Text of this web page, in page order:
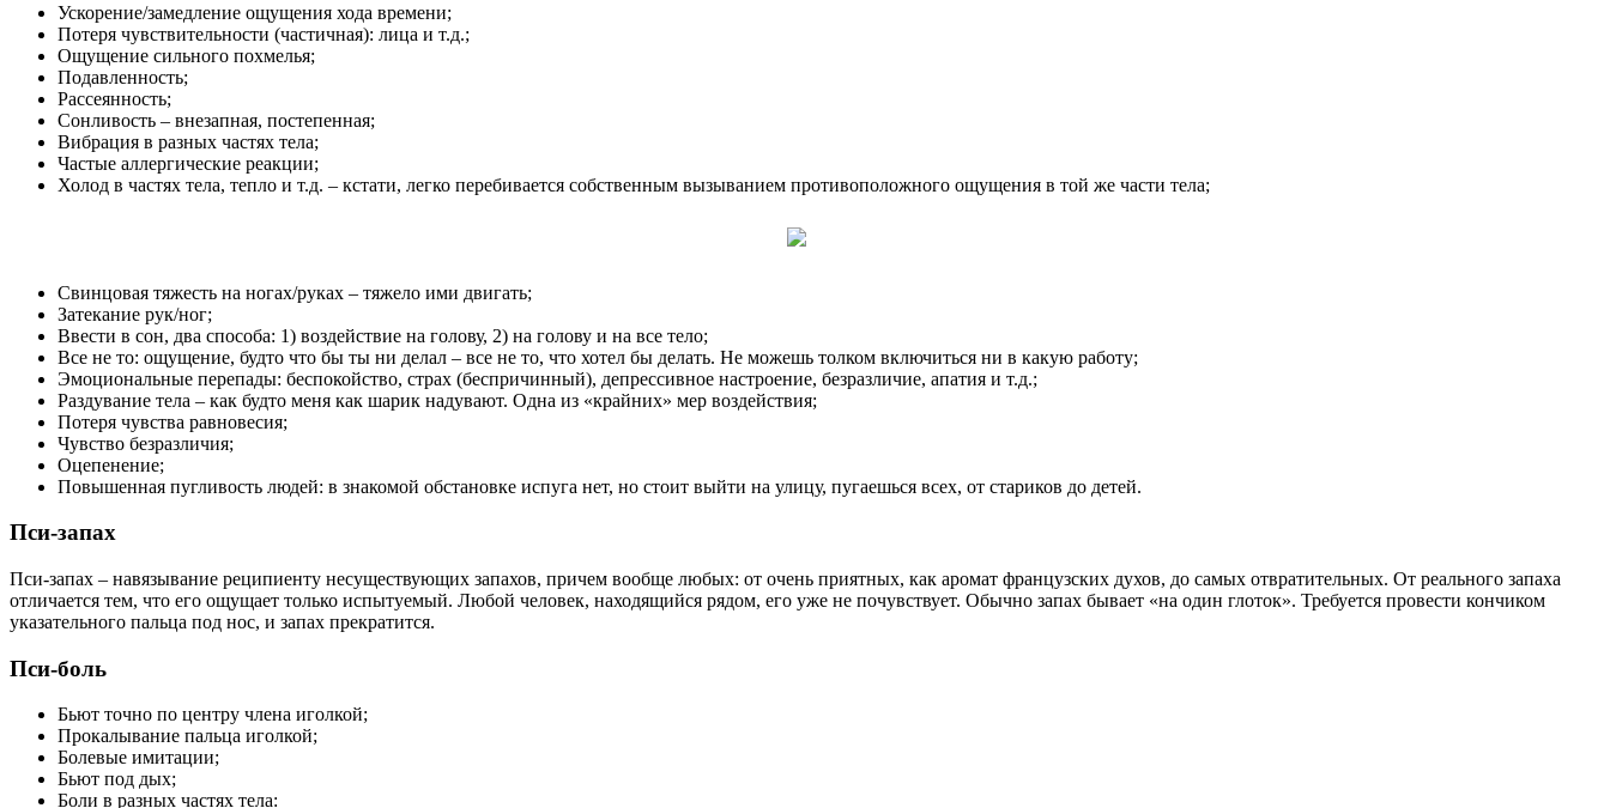
Ускорение/замедление ощущения хода времени;
Потеря чувствительности (частичная): лица и т.д.;
Ощущение сильного похмелья;
Подавленность;
Рассеянность;
Сонливость – внезапная, постепенная;
Вибрация в разных частях тела;
Частые аллергические реакции;
Холод в частях тела, тепло и т.д. – кстати, легко перебивается собственным вызыванием противоположного ощущения в той же части тела;
Свинцовая тяжесть на ногах/руках – тяжело ими двигать;
Затекание рук/ног;
Ввести в сон, два способа: 1) воздействие на голову, 2) на голову и на все тело;
Все не то: ощущение, будто что бы ты ни делал – все не то, что хотел бы делать. Не можешь толком включиться ни в какую работу;
Эмоциональные перепады: беспокойство, страх (беспричинный), депрессивное настроение, безразличие, апатия и т.д.;
Раздувание тела – как будто меня как шарик надувают. Одна из «крайних» мер воздействия;
Потеря чувства равновесия;
Чувство безразличия;
Оцепенение;
Повышенная пугливость людей: в знакомой обстановке испуга нет, но стоит выйти на улицу, пугаешься всех, от стариков до детей.
Пси-запах
Пси-запах – навязывание реципиенту несуществующих запахов, причем вообще любых: от очень приятных, как аромат французских духов, до самых отвратительных. От реального запаха
отличается тем, что его ощущает только испытуемый. Любой человек, находящийся рядом, его уже не почувствует. Обычно запах бывает «на один глоток». Требуется провести кончиком
указательного пальца под нос, и запах прекратится.
Пси-боль
Бьют точно по центру члена иголкой;
Прокалывание пальца иголкой;
Болевые имитации;
Бьют под дых;
Боли в разных частях тела: